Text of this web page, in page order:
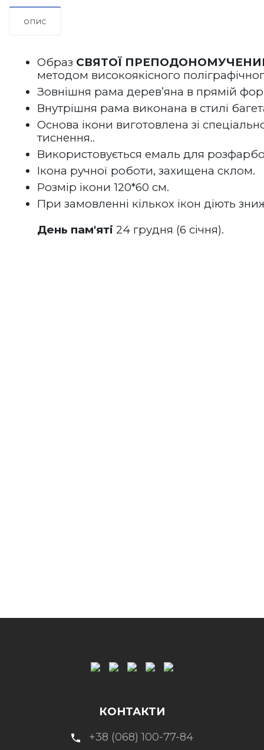
ОПИС
Образ СВЯТОЇ
методом високоякісного
Зовнішня рама дерев’яна в прямій
Внутрішня рама виконана в стилі
Основа ікони виготовлена зі
тиснення..
Використовується емаль для
Ікона ручної роботи, захищена склом.
Розмір ікони 120*60 см.
При замовленні кількох ікон діють
День пам'яті 24 грудня (6 січня).
КОНТАКТИ
+38 (068) 100-77-84